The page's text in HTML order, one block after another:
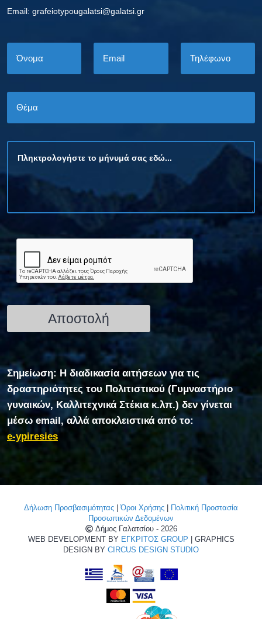
Εmail: grafeiotypougalatsi@galatsi.gr
Σημείωση: Η διαδικασία αιτήσεων για τις
δραστηριότητες του Πολιτιστικού (Γυμναστήριο
γυναικών, Καλλιτεχνικά Στέκια κ.λπ.) δεν γίνεται
μέσω email, αλλά αποκλειστικά από το:
e-ypiresies
Δήλωση Προσβασιμότητας |Όροι Χρήσης
Πολιτική Προστασία
Προσωπικών Δεδομένων
Δήμος Γαλατσίου - 2026
WEB DEVELOPMENT BY ΕΓΚΡΙΤΟΣ GROUP | GRAPHICS
DESIGN BY CIRCUS DESIGN STUDIO